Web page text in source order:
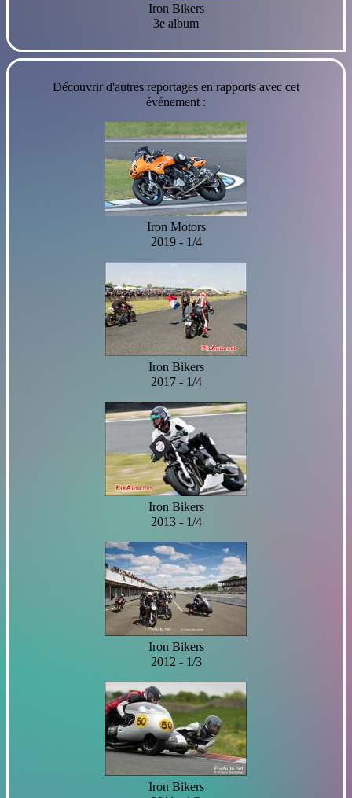
Iron Bikers
3e album
Découvrir d'autres reportages en rapports avec cet
événement :
Iron Motors
2019 - 1/4
Iron Bikers
2017 - 1/4
Iron Bikers
2013 - 1/4
Iron Bikers
2012 - 1/3
Iron Bikers